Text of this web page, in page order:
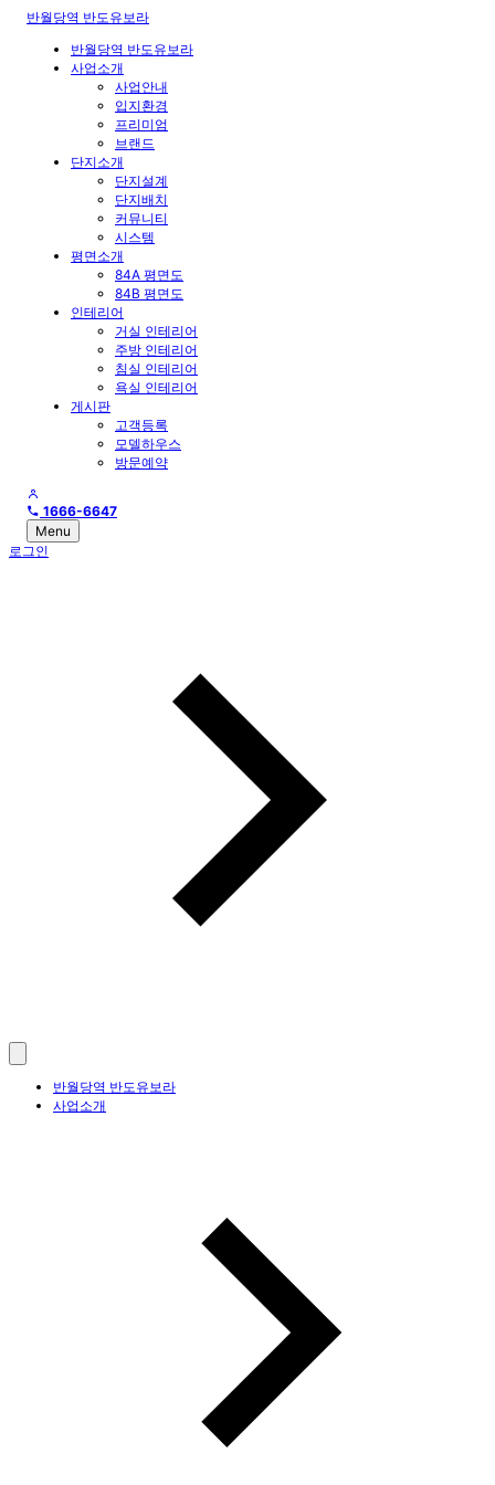
반월당역 반도유보라
반월당역 반도유보라
사업소개
사업안내
입지환경
프리미엄
브랜드
단지소개
단지설계
단지배치
커뮤니티
시스템
평면소개
84A 평면도
84B 평면도
인테리어
거실 인테리어
주방 인테리어
침실 인테리어
욕실 인테리어
게시판
고객등록
모델하우스
방문예약
1666-6647
Menu
로그인
반월당역 반도유보라
사업소개